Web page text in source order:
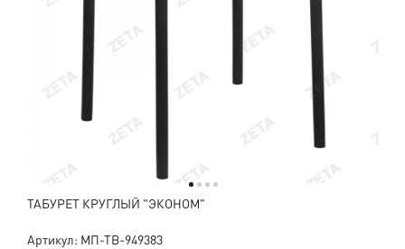
ТАБУРЕТ КРУГЛЫЙ "ЭКОНОМ"
Артикул: МП-ТВ-949383